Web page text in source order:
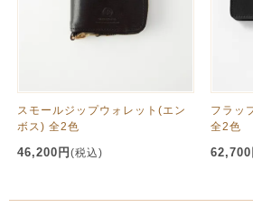
スモールジップウォレット(エン
ボス) 全2色
46,200円 (税込)
フラッ
全2色
62,700